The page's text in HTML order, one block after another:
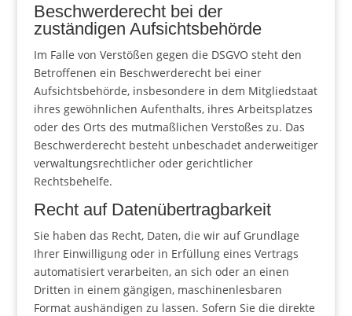
Beschwerde­recht bei der
zuständigen Aufsichts­behörde
Im Falle von Verstößen gegen die DSGVO steht den
Betroffenen ein Beschwerderecht bei einer
Aufsichtsbehörde, insbesondere in dem Mitgliedstaat
ihres gewöhnlichen Aufenthalts, ihres Arbeitsplatzes
oder des Orts des mutmaßlichen Verstoßes zu. Das
Beschwerderecht besteht unbeschadet anderweitiger
verwaltungsrechtlicher oder gerichtlicher
Rechtsbehelfe.
Recht auf Daten­übertrag­barkeit
Sie haben das Recht, Daten, die wir auf Grundlage
Ihrer Einwilligung oder in Erfüllung eines Vertrags
automatisiert verarbeiten, an sich oder an einen
Dritten in einem gängigen, maschinenlesbaren
Format aushändigen zu lassen. Sofern Sie die direkte